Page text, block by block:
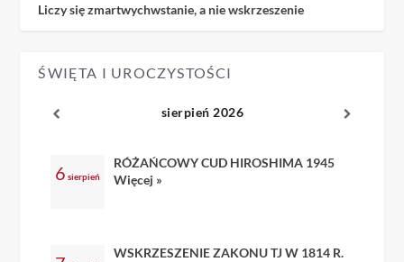
Liczy się zmartwychwstanie, a nie wskrzeszenie
ŚWIĘTA I UROCZYSTOŚCI
sierpień 2026
6 sierpień
RÓŻAŃCOWY CUD HIROSHIMA 1945
Więcej »
WSKRZESZENIE ZAKONU TJ W 1814 R.